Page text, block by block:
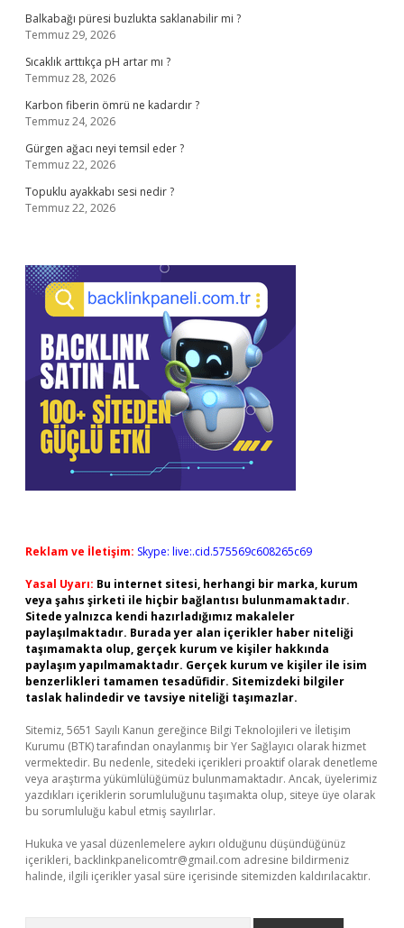
Balkabağı püresi buzlukta saklanabilir mi ?
Temmuz 29, 2026
Sıcaklık arttıkça pH artar mı ?
Temmuz 28, 2026
Karbon fiberin ömrü ne kadardır ?
Temmuz 24, 2026
Gürgen ağacı neyi temsil eder ?
Temmuz 22, 2026
Topuklu ayakkabı sesi nedir ?
Temmuz 22, 2026
Reklam ve İletişim: Skype: live:.cid.575569c608265c69
Yasal Uyarı: Bu internet sitesi, herhangi bir marka, kurum
veya şahıs şirketi ile hiçbir bağlantısı bulunmamaktadır.
Sitede yalnızca kendi hazırladığımız makaleler
paylaşılmaktadır. Burada yer alan içerikler haber niteliği
taşımamakta olup, gerçek kurum ve kişiler hakkında
paylaşım yapılmamaktadır. Gerçek kurum ve kişiler ile isim
benzerlikleri tamamen tesadüfidir. Sitemizdeki bilgiler
taslak halindedir ve tavsiye niteliği taşımazlar.
Sitemiz, 5651 Sayılı Kanun gereğince Bilgi Teknolojileri ve İletişim
Kurumu (BTK) tarafından onaylanmış bir Yer Sağlayıcı olarak hizmet
vermektedir. Bu nedenle, sitedeki içerikleri proaktif olarak denetleme
veya araştırma yükümlülüğümüz bulunmamaktadır. Ancak, üyelerimiz
yazdıkları içeriklerin sorumluluğunu taşımakta olup, siteye üye olarak
bu sorumluluğu kabul etmiş sayılırlar.
Hukuka ve yasal düzenlemelere aykırı olduğunu düşündüğünüz
içerikleri, backlinkpanelicomtr@gmail.com adresine bildirmeniz
halinde, ilgili içerikler yasal süre içerisinde sitemizden kaldırılacaktır.